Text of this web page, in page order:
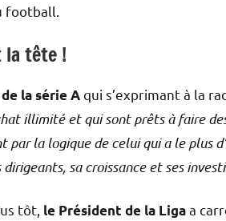
football.
la tête !
la série Aqui s’exprimant à la
illimité et qui sont prêts à faire
par la logique de celui qui a le plus
sa croissance et ses
tôt, le Président de la Ligaa